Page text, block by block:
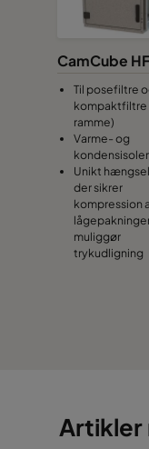
0160
0160
0160
0160
0160
CamCube HF
Til posefiltre
kompaktfiltre
ramme)
Varme- og
Unikt
der sikrer
kompression
muliggør
trykudligning
Artikler